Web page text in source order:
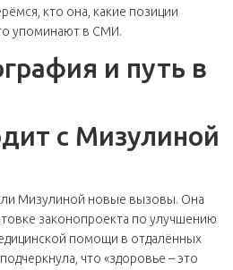
кто она, какие позиции
упоминают в СМИ.
и путь в
с Мизулиной
Мизулиной новые вызовы. Она
законопроекта по улучшению
помощи в отдалённых
что «здоровье – это